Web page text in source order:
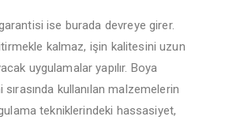
ise burada devreye girer.
kalmaz, işin kalitesini uzun
uygulamalar yapılır. Boya
kullanılan malzemelerin
tekniklerindeki hassasiyet,